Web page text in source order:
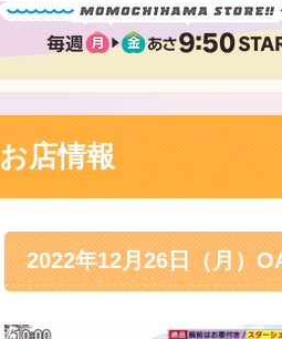
お店情報
2022年12月26日（月）